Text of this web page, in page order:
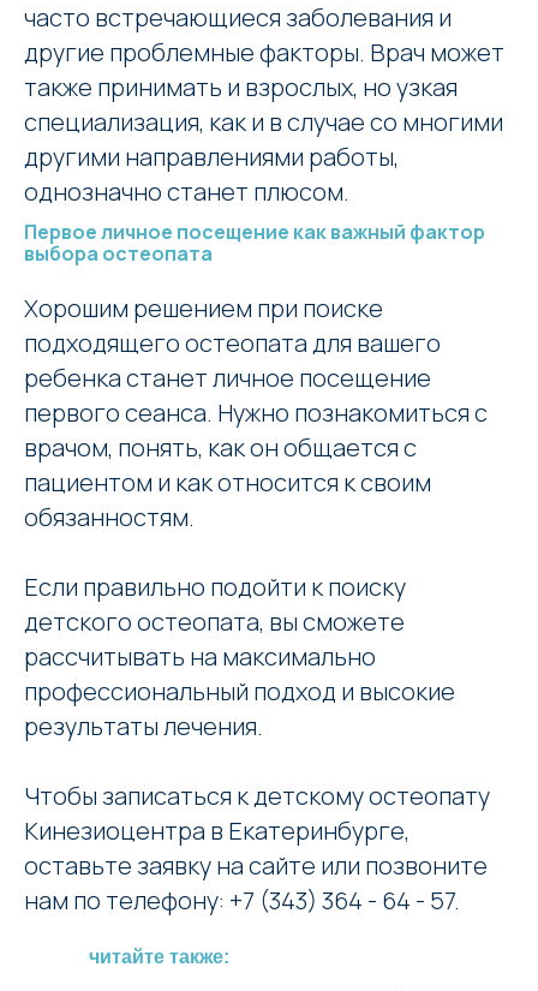
Заказать звонок
часто встречающиеся заболевания и
другие проблемные факторы. Врач может
также принимать и взрослых, но узкая
специализация, как и в случае со многими
другими направлениями работы,
однозначно станет плюсом.
Первое личное посещение как важный фактор
выбора остеопата
Хорошим решением при поиске
подходящего остеопата для вашего
ребенка станет личное посещение
первого сеанса. Нужно познакомиться с
врачом, понять, как он общается с
пациентом и как относится к своим
обязанностям.
Если правильно подойти к поиску
детского остеопата, вы сможете
рассчитывать на максимально
профессиональный подход и высокие
результаты лечения.
Чтобы записаться к детскому остеопату
Кинезиоцентра в Екатеринбурге,
оставьте заявку на сайте или позвоните
нам по телефону: +7 (343) 364 - 64 - 57.
читайте также: